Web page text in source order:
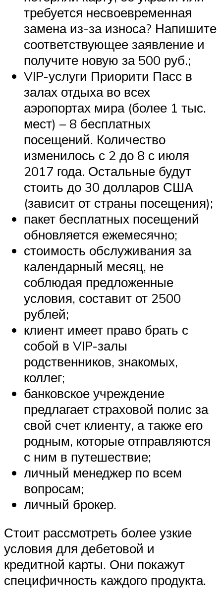
требуется несвоевременная
замена из-за износа? Напишите
соответствующее заявление и
получите новую за 500 руб.;
VIP-услуги Приорити Пасс в
залах отдыха во всех
аэропортах мира (более 1 тыс.
мест) – 8 бесплатных
посещений. Количество
изменилось с 2 до 8 с июля
2017 года. Остальные будут
стоить до 30 долларов США
(зависит от страны посещения);
пакет бесплатных посещений
обновляется ежемесячно;
стоимость обслуживания за
календарный месяц, не
соблюдая предложенные
условия, составит от 2500
рублей;
клиент имеет право брать с
собой в VIP-залы
родственников, знакомых,
коллег;
банковское учреждение
предлагает страховой полис за
свой счет клиенту, а также его
родным, которые отправляются
с ним в путешествие;
личный менеджер по всем
вопросам;
личный брокер.
Стоит рассмотреть более узкие
условия для дебетовой и
кредитной карты. Они покажут
специфичность каждого продукта.